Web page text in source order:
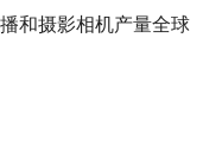
和摄影相机产量全球